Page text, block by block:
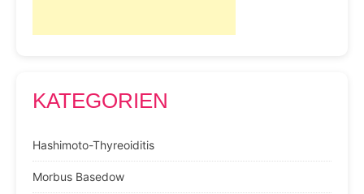
KATEGORIEN
Hashimoto-Thyreoiditis
Morbus Basedow